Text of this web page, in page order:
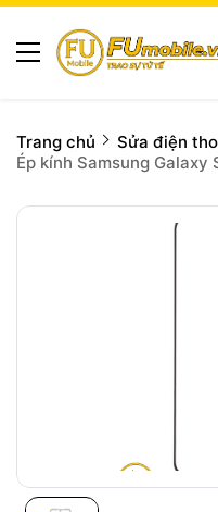
Trang chủ Sửa điện
Ép kính Samsung Galaxy